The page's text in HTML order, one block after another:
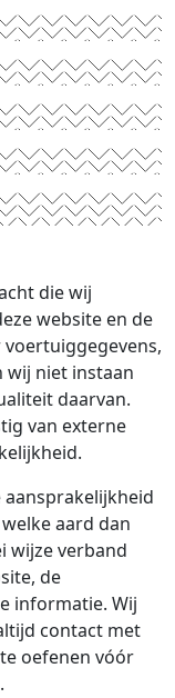
die wij
website en de
wij niet instaan
daarvan.
van externe
aansprakelijkheid
aard dan
wijze verband
de
informatie. Wij
contact met
oefenen vóór